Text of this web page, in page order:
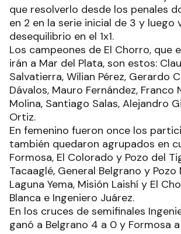
que resolverlo desde los penales
en 2 en la serie inicial de 3 y luego
desequilibrio en el 1x1.
Los campeones de El Chorro, que
irán a Mar del Plata, son estos:
Salvatierra, Wilian Pérez, Gerardo
Dávalos, Mauro Fernández, Franco
Molina, Santiago Salas, Alejandro
Ortiz.
En femenino fueron once los
también quedaron agrupados en
Formosa, El Colorado y Pozo del
Tacaaglé, General Belgrano y Pozo
Laguna Yema, Misión Laishí y El
Blanca e Ingeniero Juárez.
En los cruces de semifinales
ganó a Belgrano 4 a 0 y Formosa